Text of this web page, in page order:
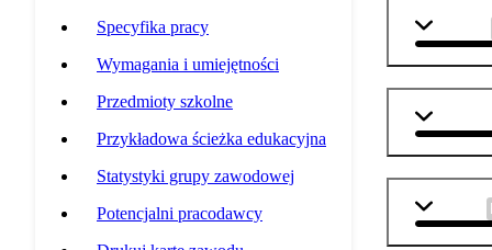
Specyfika pracy
Wymagania i umiejętności
Przedmioty szkolne
Przykładowa ścieżka edukacyjna
Statystyki grupy zawodowej
Potencjalni pracodawcy